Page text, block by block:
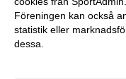
Vuxencrawl i Rimbo!
Föreningen kan också
statistik eller
dessa.